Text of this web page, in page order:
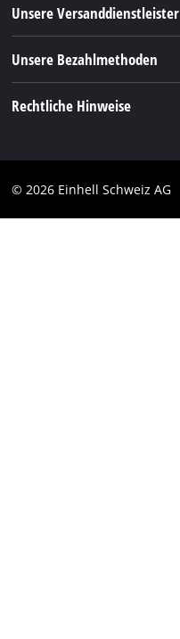
Pinterest
Unsere Versanddienstleister
Unsere Bezahlmethoden
Rechtliche Hinweise
Impressum
© 2026 Einhell Schweiz AG